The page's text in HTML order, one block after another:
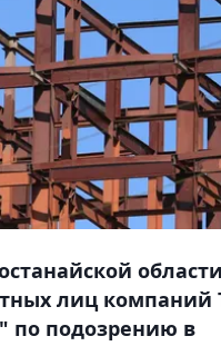
лиц компаний
по подозрению в